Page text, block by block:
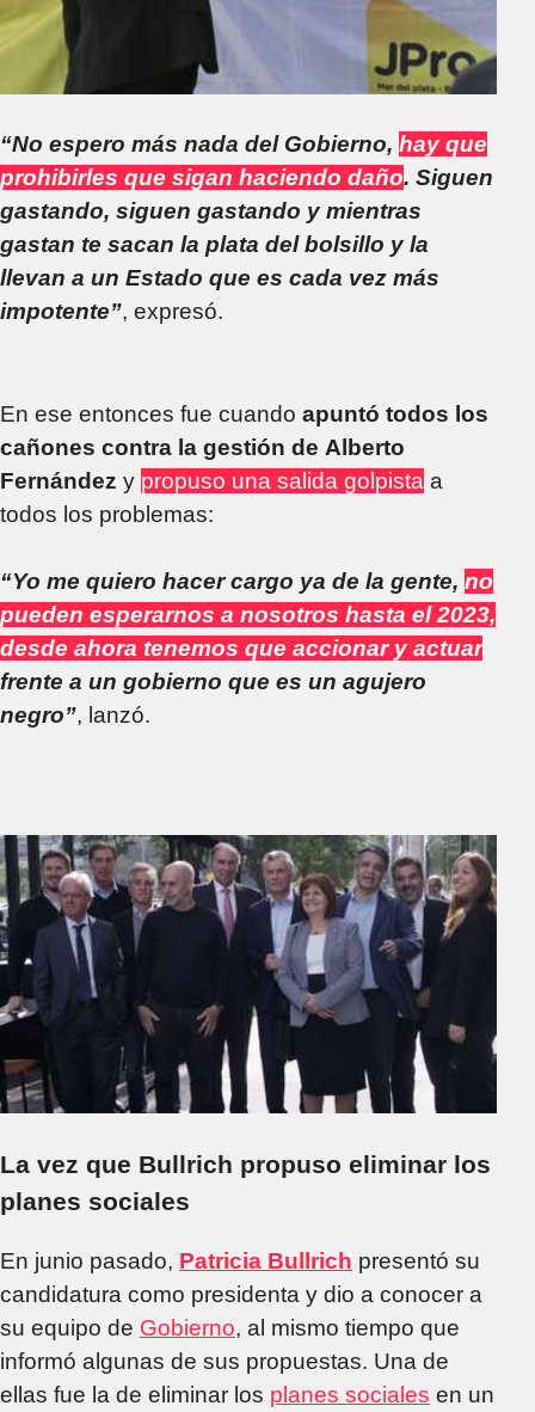
“No espero más nada del Gobierno, hay que
prohibirles que sigan haciendo daño. Siguen
gastando, siguen gastando y mientras
gastan te sacan la plata del bolsillo y la
llevan a un Estado que es cada vez más
impotente”, expresó.
En ese entonces fue cuando apuntó todos los
cañones contra la gestión de Alberto
Fernández y propuso una salida golpista a
todos los problemas:
“Yo me quiero hacer cargo ya de la gente, no
pueden esperarnos a nosotros hasta el 2023,
desde ahora tenemos que accionar y actuar
frente a un gobierno que es un agujero
negro”, lanzó.
La vez que Bullrich propuso eliminar los
planes sociales
En junio pasado, Patricia Bullrich presentó su
candidatura como presidenta y dio a conocer a
su equipo de Gobierno, al mismo tiempo que
informó algunas de sus propuestas. Una de
ellas fue la de eliminar los planes sociales en un